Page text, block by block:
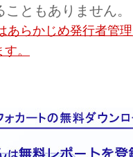
ともありません。
らかじめ発行者管
。